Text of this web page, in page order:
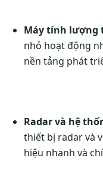
Máy tính lượng
nhỏ hoạt động
nền tảng phát
Radar và hệ
thiết bị radar và
hiệu nhanh và